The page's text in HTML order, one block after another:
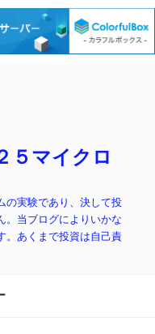
５マイクロ
の実験であり、決して投
。当ブログによりいかな
。あくまで投資は自己責